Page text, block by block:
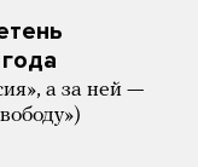
а за ней —